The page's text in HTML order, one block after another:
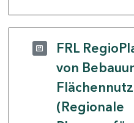
FRL
von
(Regionale